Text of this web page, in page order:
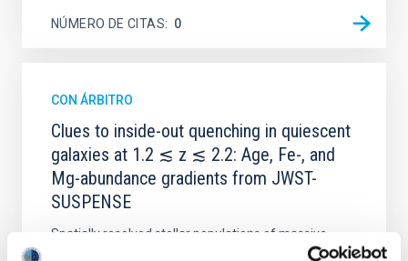
NÚMERO DE CITAS 0
CON ÁRBITRO
Clues to inside-out quenching in quiescent
galaxies at 1.2 ≲ z ≲ 2.2: Age, Fe-, and
Mg-abundance gradients from JWST-
SUSPENSE
Spatially resolved stellar populations of massive
quiescent galaxies at cosmic noon provide powerful